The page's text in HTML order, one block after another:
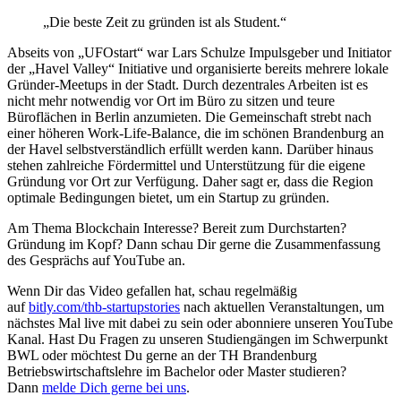
„Die beste Zeit zu gründen ist als Student.“
Abseits von „UFOstart“ war Lars Schulze Impulsgeber und Initiator
der „Havel Valley“ Initiative und organisierte bereits mehrere lokale
Gründer-Meetups in der Stadt. Durch dezentrales Arbeiten ist es
nicht mehr notwendig vor Ort im Büro zu sitzen und teure
Büroflächen in Berlin anzumieten. Die Gemeinschaft strebt nach
einer höheren Work-Life-Balance, die im schönen Brandenburg an
der Havel selbstverständlich erfüllt werden kann. Darüber hinaus
stehen zahlreiche Fördermittel und Unterstützung für die eigene
Gründung vor Ort zur Verfügung. Daher sagt er, dass die Region
optimale Bedingungen bietet, um ein Startup zu gründen.
Am Thema Blockchain Interesse? Bereit zum Durchstarten?
Gründung im Kopf? Dann schau Dir gerne die Zusammenfassung
des Gesprächs auf YouTube an.
Wenn Dir das Video gefallen hat, schau regelmäßig
aufbitly.com/thb-startupstories nach aktuellen Veranstaltungen, um
nächstes Mal live mit dabei zu sein oder abonniere unseren YouTube
Kanal. Hast Du Fragen zu unseren Studiengängen im Schwerpunkt
BWL oder möchtest Du gerne an der TH Brandenburg
Betriebswirtschaftslehre im Bachelor oder Master studieren?
Dann melde Dich gerne bei uns.